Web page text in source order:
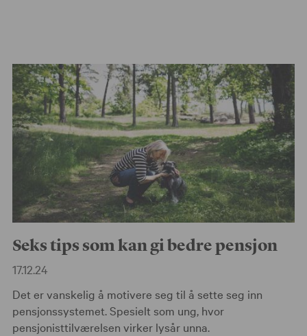
Seks tips som kan gi bedre pensjon
17.12.24
Det er vanskelig å motivere seg til å sette seg inn
pensjonssystemet. Spesielt som ung, hvor
pensjonisttilværelsen virker lysår unna.